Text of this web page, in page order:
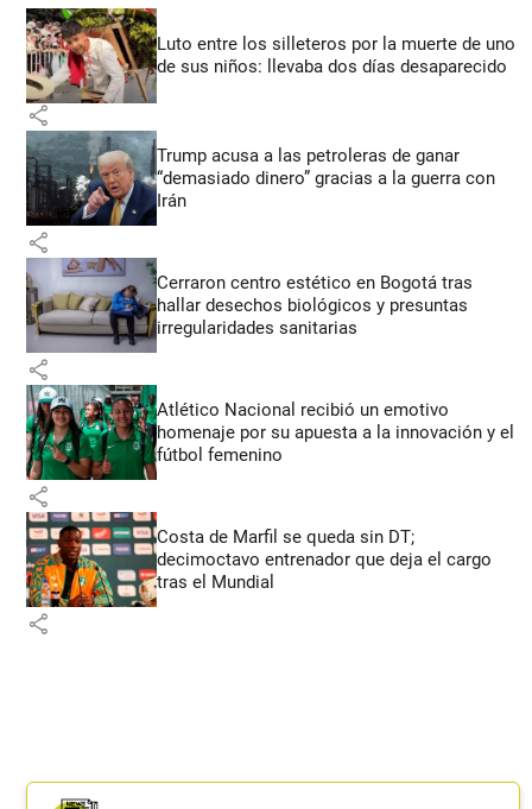
Luto entre los silleteros por la muerte de uno
de sus niños: llevaba dos días desaparecido
share
Trump acusa a las petroleras de ganar
“demasiado dinero” gracias a la guerra con
Irán
share
Cerraron centro estético en Bogotá tras
hallar desechos biológicos y presuntas
irregularidades sanitarias
share
Atlético Nacional recibió un emotivo
homenaje por su apuesta a la innovación y el
fútbol femenino
share
Costa de Marfil se queda sin DT;
decimoctavo entrenador que deja el cargo
tras el Mundial
share